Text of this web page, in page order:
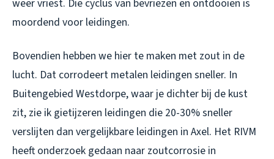
weer vriest. Die cyclus van bevriezen en ontdooien is
moordend voor leidingen.
Bovendien hebben we hier te maken met zout in de
lucht. Dat corrodeert metalen leidingen sneller. In
Buitengebied Westdorpe, waar je dichter bij de kust
zit, zie ik gietijzeren leidingen die 20-30% sneller
verslijten dan vergelijkbare leidingen in Axel. Het RIVM
heeft onderzoek gedaan naar zoutcorrosie in